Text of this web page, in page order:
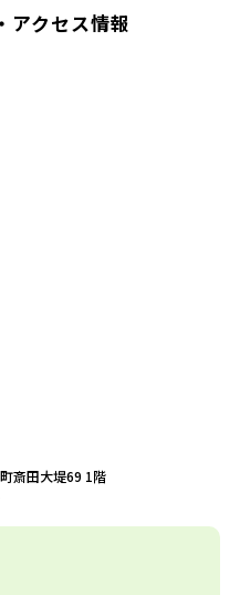
アクセス情報
斎田大堤69 1階